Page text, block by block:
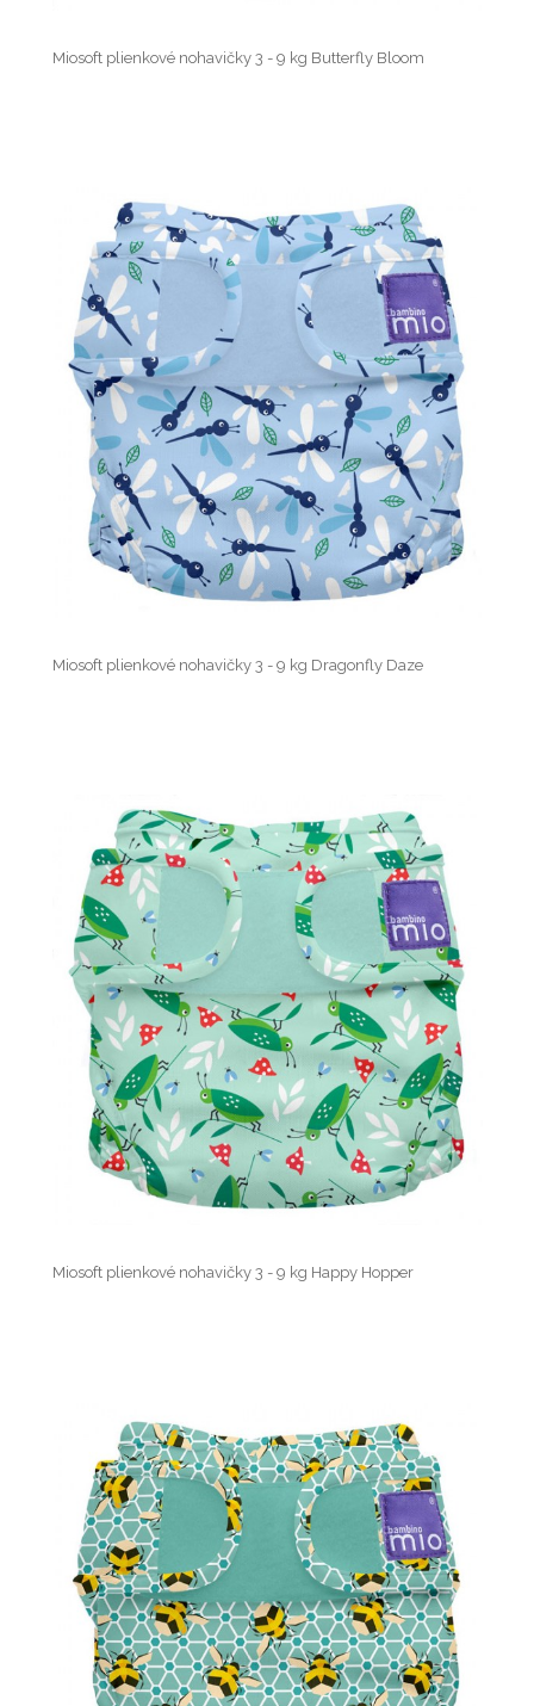
Miosoft plienkové nohavičky 3 - 9 kg Butterfly Bloom
Miosoft plienkové nohavičky 3 - 9 kg Dragonfly Daze
Miosoft plienkové nohavičky 3 - 9 kg Happy Hopper